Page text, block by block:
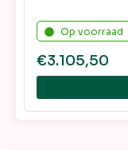
Op voorraad
€3.105,50